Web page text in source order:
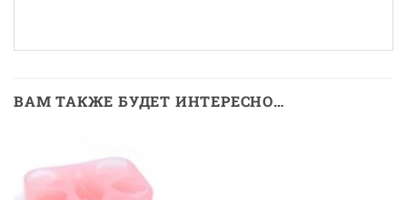
ВАМ ТАКЖЕ БУДЕТ ИНТЕРЕСНО…